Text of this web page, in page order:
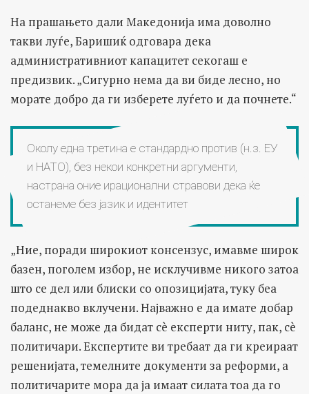
На прашањето дали Македонија има доволно
такви луѓе, Баришиќ одговара дека
административниот капацитет секогаш е
предизвик. „Сигурно нема да ви биде лесно, но
морате добро да ги изберете луѓето и да почнете.“
Околу една третина е стандардно против (н.з. ЕУ
и НАТО), без некои конкретни аргументи,
настрана оние ирационални стравови дека ќе
останеме без јазик и идентитет
„Ние, поради широкиот консензус, имавме широк
базен, поголем избор, не исклучивме никого затоа
што се дел или блиски со опозицијата, туку беа
подеднакво вклучени. Најважно е да имате добар
баланс, не може да бидат сè експерти ниту, пак, сè
политичари. Експертите ви требаат да ги креираат
решенијата, темелните документи за реформи, а
политичарите мора да ја имаат силата тоа да го